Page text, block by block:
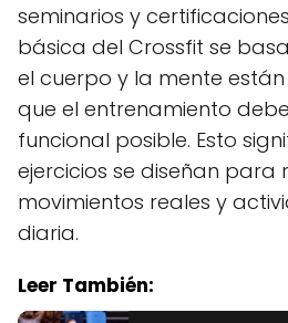
seminarios y
básica del Crossfit se
el cuerpo y la mente
que el entrenamiento
funcional posible. Esto
ejercicios se diseñan para
movimientos reales y
diaria.
Leer También: